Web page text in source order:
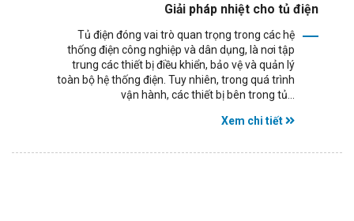
Giải pháp nhiệt cho tủ điện
Tủ điện đóng vai trò quan trọng trong các hệ
thống điện công nghiệp và dân dụng, là nơi tập
trung các thiết bị điều khiển, bảo vệ và quản lý
toàn bộ hệ thống điện. Tuy nhiên, trong quá trình
vận hành, các thiết bị bên trong tủ...
Xem chi tiết